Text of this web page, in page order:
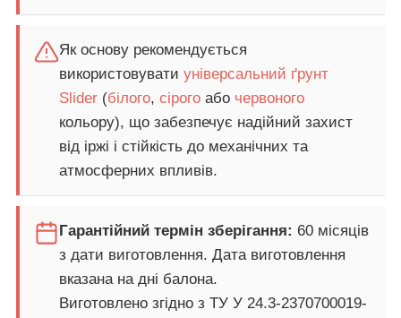
Як основу рекомендується
використовувати універсальний ґрунт
Slider (білого, сірого або червоного
кольору), що забезпечує надійний захист
від іржі і стійкість до механічних та
атмосферних впливів.
Гарантійний термін зберігання: 60 місяців
з дати виготовлення. Дата виготовлення
вказана на дні балона.
Виготовлено згідно з ТУ У 24.3-2370700019-